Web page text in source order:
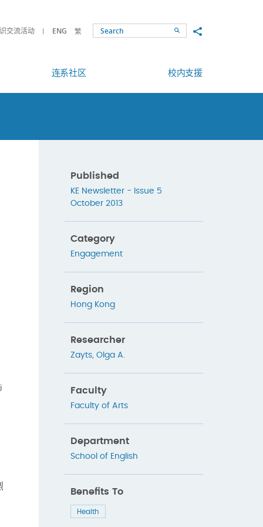
交流活动 ENG 繁 SearchShare to
连系社区 校内支援
Published
KE Newsletter - Issue 5
October 2013
Category
Engagement
Region
Hong Kong
Researcher
Zayts, Olga A.
Faculty
Faculty of Arts
Department
School of English
Benefits To
Health